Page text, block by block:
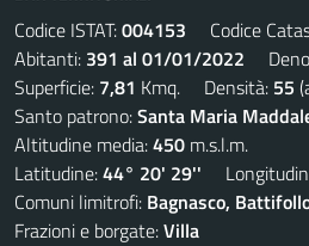
Codice ISTAT:004153 Codice
Abitanti: 391 al 01/01/2022
Superficie: 7,81 Kmq. Densità: 55
Santo patrono:Santa Maria
Altitudine media:450 m.s.l.m.
Latitudine:44° 20' 29''
Comuni limitrofi: Bagnasco,
Frazioni e borgate:Villa